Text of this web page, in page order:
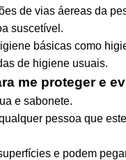
de vias áereas da
suscetível.
básicas como
de higiene usuais.
me proteger e
e sabonete.
pessoa que
e podem